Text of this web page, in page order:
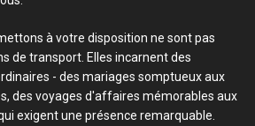
à votre disposition ne sont pas
de transport. Elles incarnent des
- des mariages somptueux aux
des voyages d'affaires mémorables aux
exigent une présence remarquable.